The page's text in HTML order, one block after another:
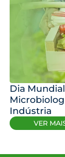
Dia
Indústria
VER